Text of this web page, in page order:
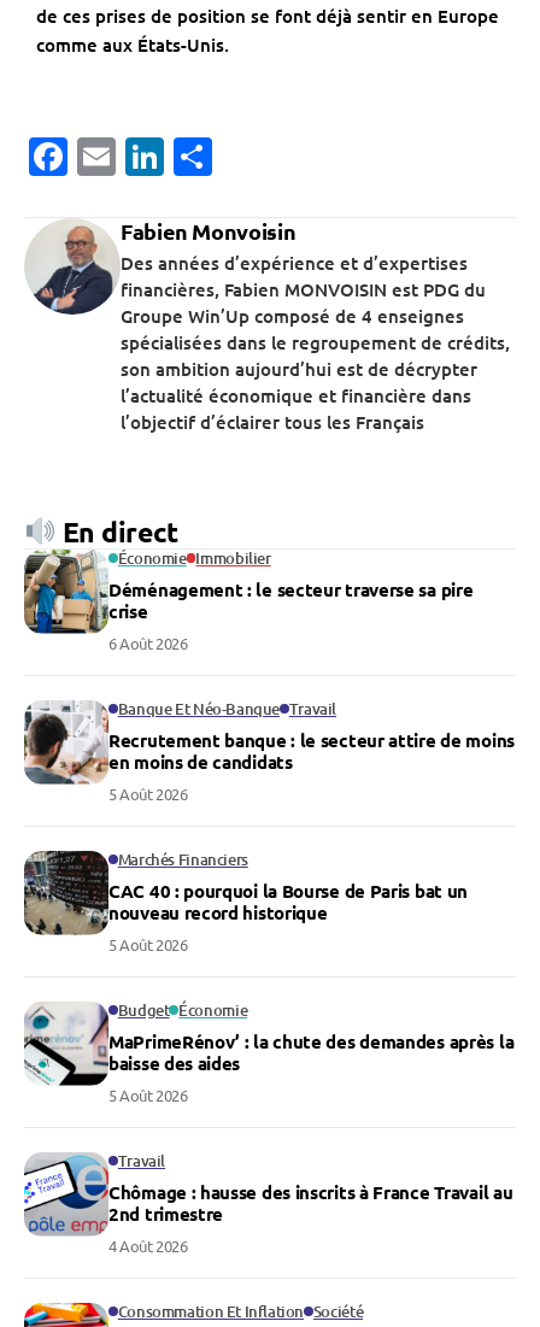
de ces prises de position se font déjà sentir en Europe
comme aux États-Unis.
Facebook
EmailLinkedIn
Fabien Monvoisin
Des années d’expérience et d’expertises
financières, Fabien MONVOISIN est PDG du
Groupe Win’Up composé de 4 enseignes
spécialisées dans le regroupement de crédits,
son ambition aujourd’hui est de décrypter
l’actualité économique et financière dans
l’objectif d’éclairer tous les Français
En direct
Économie Immobilier
Déménagement : le secteur traverse sa pire
crise
6 Août 2026
Banque Et Néo-Banque Travail
Recrutement banque : le secteur attire de moins
en moins de candidats
5 Août 2026
Marchés Financiers
CAC 40 : pourquoi la Bourse de Paris bat un
nouveau record historique
5 Août 2026
Budget Économie
MaPrimeRénov’ : la chute des demandes après la
baisse des aides
5 Août 2026
Travail
Chômage : hausse des inscrits à France Travail au
2nd trimestre
4 Août 2026
Consommation Et Inflation Société